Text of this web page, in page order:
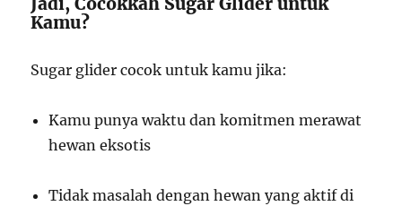
Kamu?
Sugar glider cocok untuk kamu jika:
Kamu punya waktu dan komitmen merawat
hewan eksotis
Tidak masalah dengan hewan yang aktif di